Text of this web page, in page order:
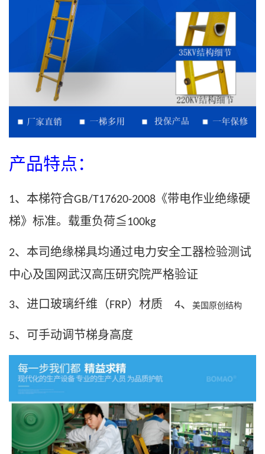
产品特点：
1、本梯符合GB/T17620-2008 《带电作业绝缘硬
梯》标准。载重负荷≦ 100kg
2、本司绝缘梯具均通过电力安全工器检验测试
中心及国网武汉高压研究院严格验证
3、进口玻璃纤维（FRP）材质 4、 美国原创结构
5、可手动调节梯身高度